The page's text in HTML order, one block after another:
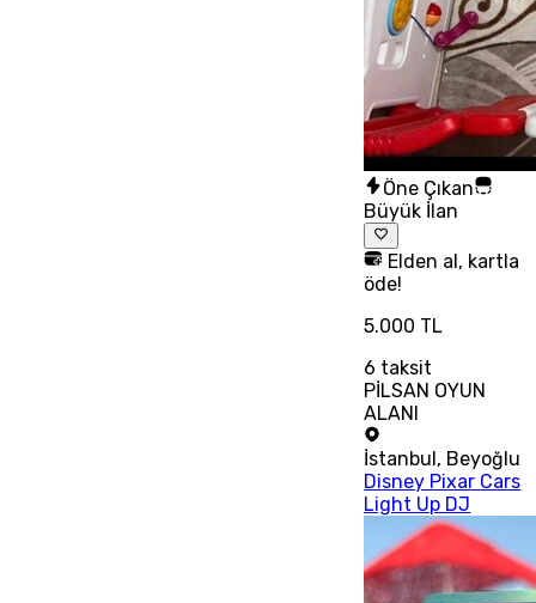
Öne Çıkan
Büyük İlan
Elden al, kartla
öde!
5.000 TL
6 taksit
PİLSAN OYUN
ALANI
İstanbul, Beyoğlu
Disney Pixar Cars
Light Up DJ